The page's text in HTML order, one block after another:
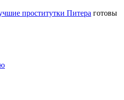
проститутки Питера готовы